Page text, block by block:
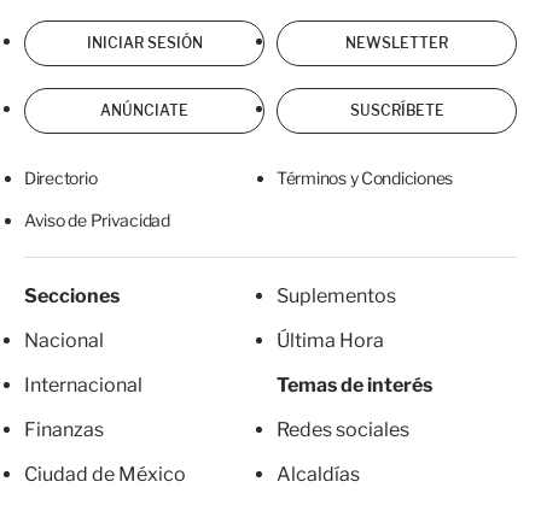
INICIAR SESIÓN NEWSLETTER
ANÚNCIATE SUSCRÍBETE
Directorio Términos y Condiciones
Aviso de Privacidad
Secciones
Nacional
Internacional
Finanzas
Ciudad de México
Suplementos
Última Hora
Temas de interés
Redes sociales
Alcaldías